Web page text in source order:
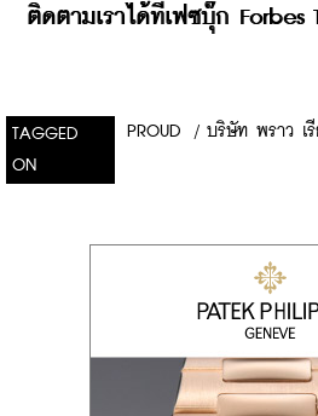
ติดตามเราได้ที่เฟซบุ๊ก Forbes
TAGGED
ON
PROUD / บริษัท พราว เ